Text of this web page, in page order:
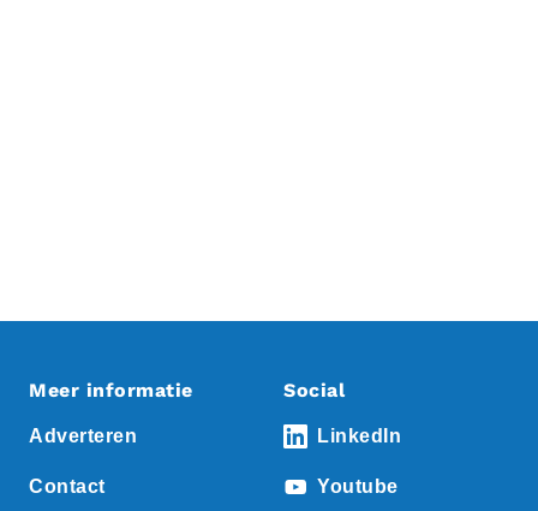
Meer informatie
Adverteren
Contact
Social
LinkedIn
Youtube